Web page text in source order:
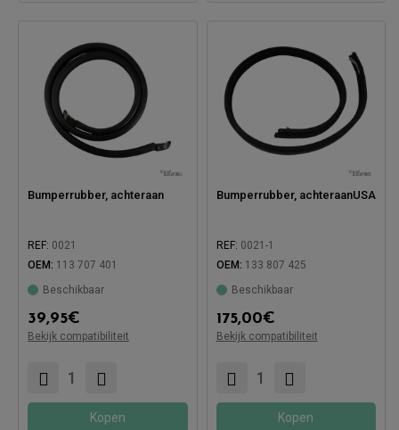
Bumperrubber, achteraan
REF: 0021
OEM: 113 707 401
Beschikbaar
39,95€
Bekijk compatibiliteit
Compatibel met:
Kopen
Bumperrubber, achteraanUSA
REF: 0021-1
OEM: 133 807 425
Beschikbaar
175,00€
Bekijk compatibiliteit
Kopen